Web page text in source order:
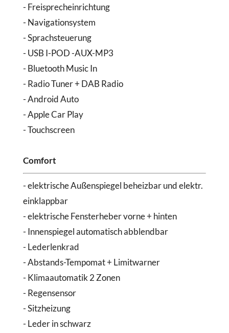
- Freisprecheinrichtung
- Navigationsystem
- Sprachsteuerung
- USB I-POD -AUX-MP3
- Bluetooth Music In
- Radio Tuner + DAB Radio
- Android Auto
- Apple Car Play
- Touchscreen
Comfort
- elektrische Außenspiegel beheizbar und elektr.
einklappbar
- elektrische Fensterheber vorne + hinten
- Innenspiegel automatisch abblendbar
- Lederlenkrad
- Abstands-Tempomat + Limitwarner
- Klimaautomatik 2 Zonen
- Regensensor
- Sitzheizung
- Leder in schwarz